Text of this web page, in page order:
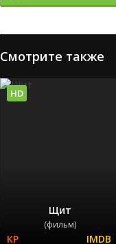
Смотрите также
Щит
(фильм)
HD